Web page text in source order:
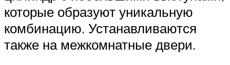
которые образуют уникальную
комбинацию. Устанавливаются
также на межкомнатные двери.